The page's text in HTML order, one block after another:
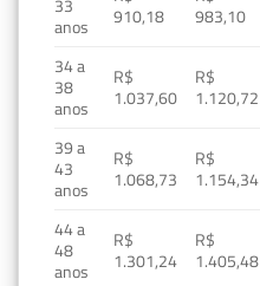
33
anos
910,18
983,10
34 a
38
anos
R$
1.037,60
R$
1.120,72
39 a
43
anos
R$
1.068,73
R$
1.154,34
44 a
48
anos
R$
1.301,24
R$
1.405,48